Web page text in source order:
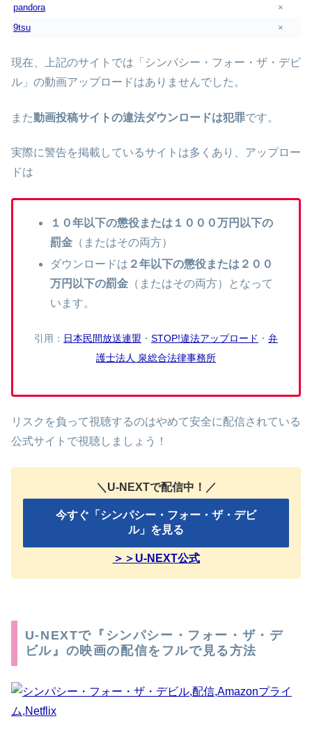
pandora
×
9tsu
×
現在、上記のサイトでは「シンパシー・フォー・ザ・デビ
ル」の動画アップロードはありませんでした。
また動画投稿サイトの違法ダウンロードは犯罪です。
実際に警告を掲載しているサイトは多くあり、アップロー
ドは
１０年以下の懲役または１０００万円以下の
罰金 （またはその両方）
ダウンロードは ２年以下の懲役または２００
万円以下の罰金 （またはその両方）となって
います。
引用： 日本民間放送連盟 ・ STOP!違法アップロード ・ 弁
護士法人 泉総合法律事務所
リスクを負って視聴するのはやめて安全に配信されている
公式サイトで視聴しましょう！
＼U-NEXTで配信中！／
今すぐ「シンパシー・フォー・ザ・デビ
ル」を見る
＞＞U-NEXT公式
U-NEXTで『シンパシー・フォー・ザ・デ
ビル』の映画の配信をフルで見る方法